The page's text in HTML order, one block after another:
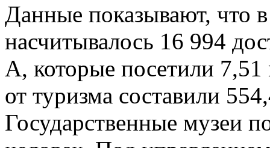
Данные показывают, что
насчитывалось 16 994
А, которые посетили
от туризма составили
Государственные музеи